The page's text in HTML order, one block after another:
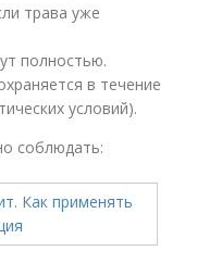
трава уже
полностью.
в течение
условий).
соблюдать: